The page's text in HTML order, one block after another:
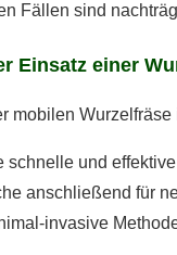
Fällen sind
Einsatz einer
mobilen
schnelle und
anschließend für
invasive